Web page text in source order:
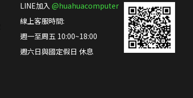
LINE加入 @huahuacomputer
線上客服時間:
週一至周五 10:00~18:00
週六日與國定假日 休息